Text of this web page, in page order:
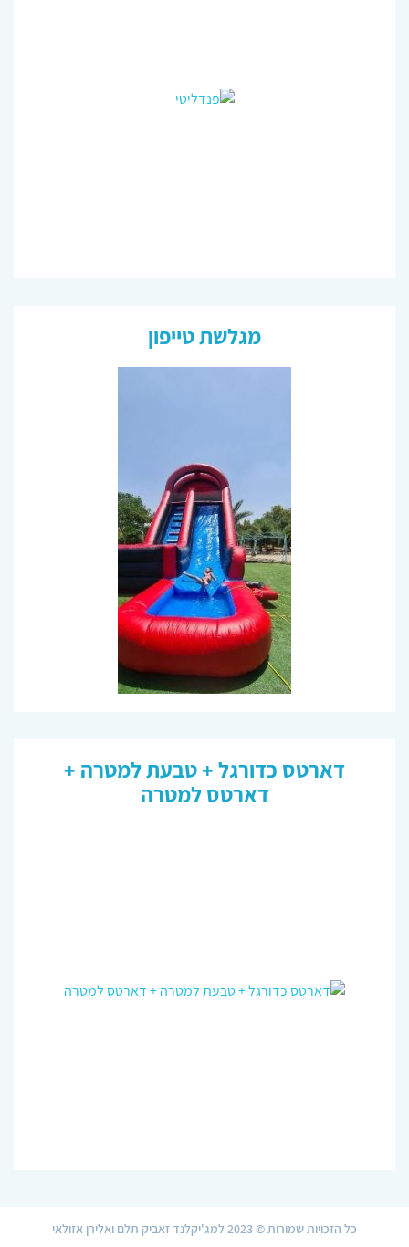
מגלשת טייפון
דארטס כדורגל + טבעת למטרה +
דארטס למטרה
כל הזכויות שמורות © 2023 למג'יקלנד זאביק תלם ואלירן אזולאי